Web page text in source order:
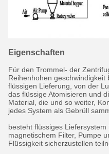
Eigenschaften
Für den Trommel- der
Reihenhohen
flüssigen Lieferung, von der
das flüssige Atomisieren und
Material, die und so weiter,
jedes System als Gebrüll
besteht flüssiges
magnetischem Filter, Pumpe
Flüssigkeit sicherzustellen